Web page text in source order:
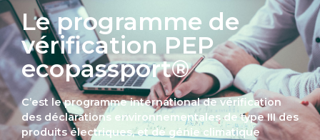
Le programme de
vérification PEP
ecopassport®
C’est le programme international de vérification
des déclarations environnementales de type III des
produits électriques, et de génie climatique